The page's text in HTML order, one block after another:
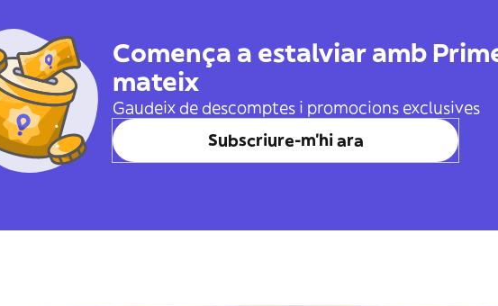
Comença a estalviar amb
mateix
Gaudeix de descomptes i promocions exclusives
Subscriure-m'hi ara